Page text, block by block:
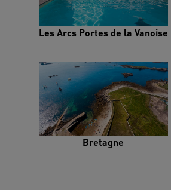
Les Arcs Portes de la Vanoise
Bretagne